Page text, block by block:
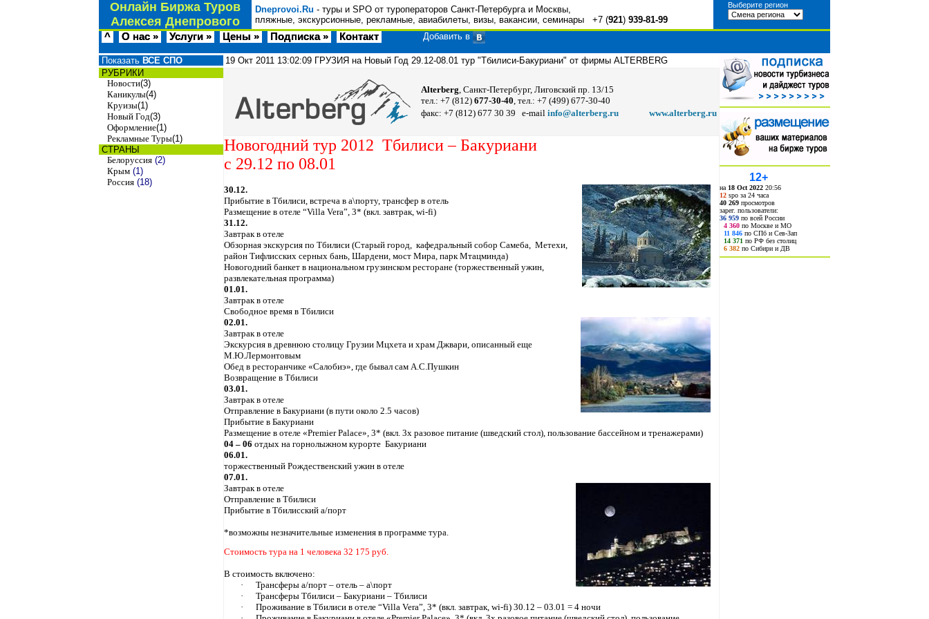
Онлайн Биржа Туров
Алексея Днепрового
Dneprovoi.Ru - туры и SPO от туроператоров Санкт-Петербурга и Москвы,
пляжные, экскурсионные, рекламные, авиабилеты, визы, вакансии, семинары +7 (921) 939-81-99
Выберите регион
^ О нас » Услуги » Цены » Подписка » Контакт Добавить в
Показать ВСЕ СПО
РУБРИКИ
Новости(3)
Каникулы(4)
Круизы(1)
Новый Год(3)
Оформление(1)
Рекламные Туры(1)
СТРАНЫ
Белоруссия (2)
Крым (1)
Россия (18)
19 Окт 2011 13:02:09 ГРУЗИЯ на Новый Год 29.12-08.01 тур "Тбилиси-Бакуриани" от фирмы ALTERBERG
Alterberg, Cанкт-Петербург, Лиговский пр. 13/15
тел.: +7 (812) 677-30-40, тел.: +7 (499) 677-30-40
факс: +7 (812) 677 30 39 e-mail info@alterberg.ru www.alterberg.ru
Новогодний тур 2012 Тбилиси – Бакуриани
с 29.12 по 08.01
30.12.
Прибытие в Тбилиси, встреча в а\порту, трансфер в отель
Размещение в отеле “Villa Vera”, 3* (вкл. завтрак, wi-fi)
31.12.
Завтрак в отеле
Обзорная экскурсия по Тбилиси (Старый город, кафедральный собор Самеба, Метехи,
район Тифлисских серных бань, Шардени, мост Мира, парк Мтацминда)
Новогодний банкет в национальном грузинском ресторане (торжественный ужин,
развлекательная программа)
01.01.
Завтрак в отеле
Свободное время в Тбилиси
02.01.
Завтрак в отеле
Экскурсия в древнюю столицу Грузии Мцхета и храм Джвари, описанный еще
М.Ю.Лермонтовым
Обед в ресторанчике «Салобиэ», где бывал сам А.С.Пушкин
Возвращение в Тбилиси
03.01.
Завтрак в отеле
Отправление в Бакуриани (в пути около 2.5 часов)
Прибытие в Бакуриани
Размещение в отеле «Premier Palace», 3* (вкл. 3х разовое питание (шведский стол), пользование бассейном и тренажерами)
04 – 06 отдых на горнолыжном курорте Бакуриани
06.01.
торжественный Рождественский ужин в отеле
07.01.
Завтрак в отеле
Отправление в Тбилиси
Прибытие в Тбилисский а/порт
*возможны незначительные изменения в программе тура.
Стоимость тура на 1 человека 32 175 руб.
В стоимость включено:
·
Трансферы а/порт – отель – а\порт
·
Трансферы Тбилиси – Бакуриани – Тбилиси
·
Проживание в Тбилиси в отеле “Villa Vera”, 3* (вкл. завтрак, wi-fi) 30.12 – 03.01 = 4 ночи
12+
на 18 Oct 2022 20:56
12 spo за 24 часа
40 269 просмотров
зарег. пользователи:
36 959 по всей России
4 360 по Москве и МО
11 846 по СПб и Сев-Зап
14 371 по РФ без столиц
6 382 по Сибири и ДВ